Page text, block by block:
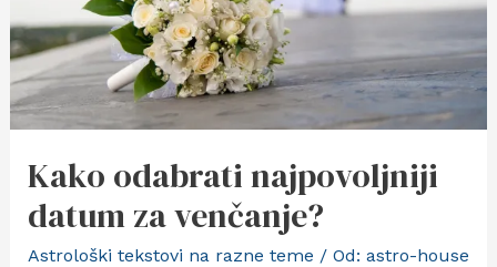
Kako odabrati najpovoljniji
datum za venčanje?
Astrološki tekstovi na razne teme / Od: astro-house